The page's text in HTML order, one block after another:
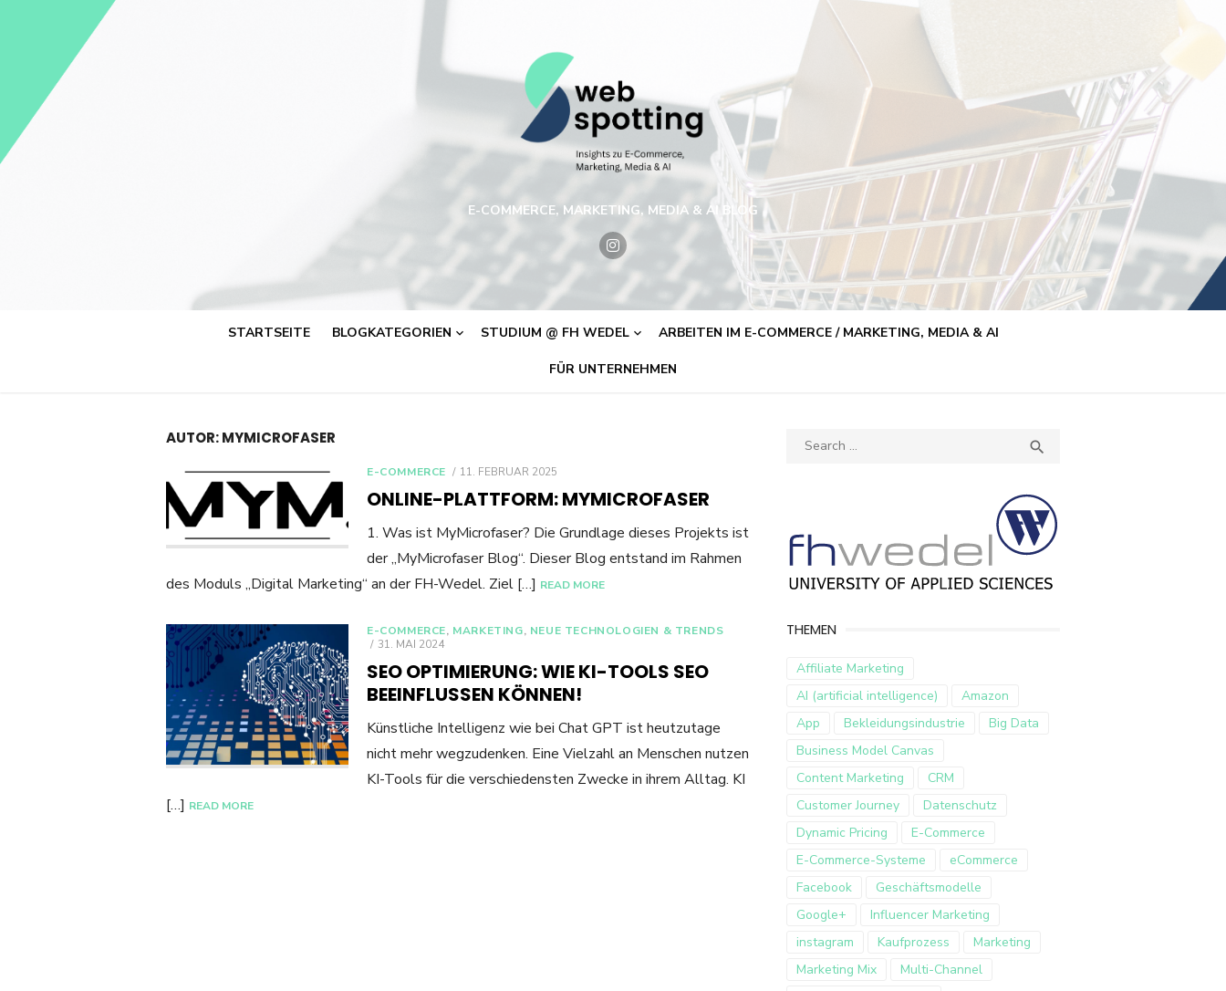
E-COMMERCE, MARKETING, MEDIA & AI BLOG
STARTSEITE BLOGKATEGORIEN STUDIUM @ FH WEDEL ARBEITEN IM E-COMMERCE / MARKETING, MEDIA & AI
FÜR UNTERNEHMEN
AUTOR:MYMICROFASER
E-COMMERCE
POSTED
11. FEBRUAR 2025
ONLINE-PLATTFORM: MYMICROFASER
1. Was ist MyMicrofaser? Die Grundlage dieses Projekts ist
der „MyMicrofaser Blog“. Dieser Blog entstand im Rahmen
des Moduls „Digital Marketing“ an der FH-Wedel. Ziel […] READ MORE
E-COMMERCE, MARKETING, NEUE TECHNOLOGIEN & TRENDS
POSTED
31. MAI 2024
SEO OPTIMIERUNG: WIE KI-TOOLS SEO
BEEINFLUSSEN KÖNNEN!
Künstliche Intelligenz wie bei Chat GPT ist heutzutage
nicht mehr wegzudenken. Eine Vielzahl an Menschen nutzen
KI-Tools für die verschiedensten Zwecke in ihrem Alltag. KI
[…] READ MORE
Search

THEMEN
Affiliate Marketing
AI (artificial intelligence)
Amazon
App
Bekleidungsindustrie
Big Data
Business Model Canvas
Content Marketing
CRM
Customer Journey
Datenschutz
Dynamic Pricing
E-Commerce
E-Commerce-Systeme
eCommerce
Facebook
Geschäftsmodelle
Google+
Influencer Marketing
instagram
Kaufprozess
Marketing
Marketing Mix
Multi-Channel